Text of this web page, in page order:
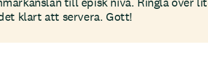
klart att servera. Gott!